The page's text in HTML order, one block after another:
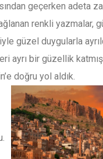
geçerken adeta
renkli yazmalar,
güzel duygularla
ayrı bir güzellik
doğru yol aldık.